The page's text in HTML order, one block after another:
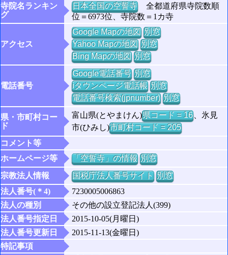
寺院名ランキン
グ
日本全国の空誓寺全都道府県寺院数順
位＝6973位、寺院数＝1カ寺
アクセス
Google Mapの地図 別窓
Yahoo Mapの地図 別窓
Bing Mapの地図 別窓
電話番号
Google電話番号 別窓
iタウンページ電話帳 別窓
電話番号検索(jpnumber) 別窓
県・市町村コー
ド
富山県(とやまけん)県コード = 16、氷見
市(ひみし)市町村コード = 205
コメント等
ホームページ等
「空誓寺」の情報 別窓
宗教法人情報
国税庁法人番号サイト 別窓
法人番号(＊4)
7230005006863
法人の種別
その他の設立登記法人(399)
法人番号指定日
2015-10-05(月曜日)
法人番号更新日
2015-11-13(金曜日)
特記事項